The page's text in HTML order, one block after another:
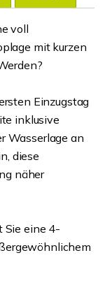
voll
mit kurzen
Einzugstag
inklusive
Wasserlage an
diese
näher
Sie eine 4-